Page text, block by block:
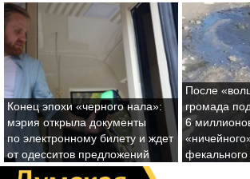
Конец эпохи «черного нала»:
мэрия открыла документы
по электронному билету и ждет
от одесситов предложений
После
громада
6
фекального